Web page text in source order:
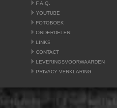
F.A.Q.
YOUTUBE
FOTOBOEK
ONDERDELEN
LINKS
CONTACT
LEVERINGSVOORWAARDEN
PRIVACY VERKLARING